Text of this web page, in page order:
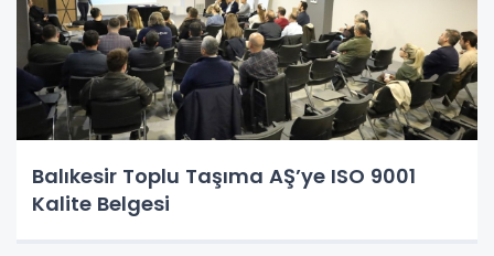
Balıkesir Toplu Taşıma AŞ’ye ISO 9001
Kalite Belgesi